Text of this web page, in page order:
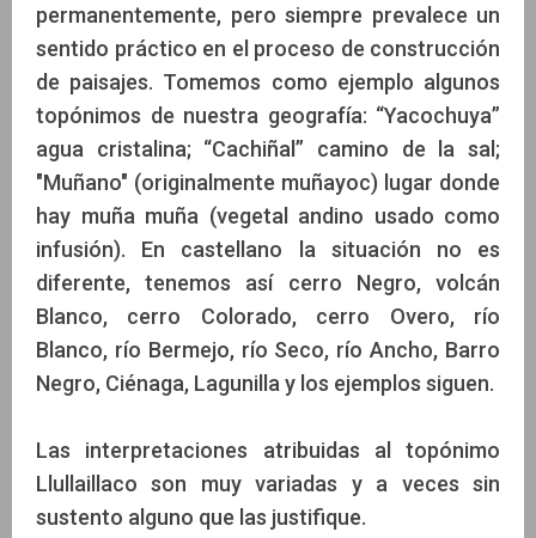
permanentemente, pero siempre prevalece un
sentido práctico en el proceso de construcción
de paisajes. Tomemos como ejemplo algunos
topónimos de nuestra geografía: “Yacochuya”
agua cristalina; “Cachiñal” camino de la sal;
"Muñano" (originalmente muñayoc) lugar donde
hay muña muña (vegetal andino usado como
infusión). En castellano la situación no es
diferente, tenemos así cerro Negro, volcán
Blanco, cerro Colorado, cerro Overo, río
Blanco, río Bermejo, río Seco, río Ancho, Barro
Negro, Ciénaga, Lagunilla y los ejemplos siguen.
Las interpretaciones atribuidas al topónimo
Llullaillaco son muy variadas y a veces sin
sustento alguno que las justifique.